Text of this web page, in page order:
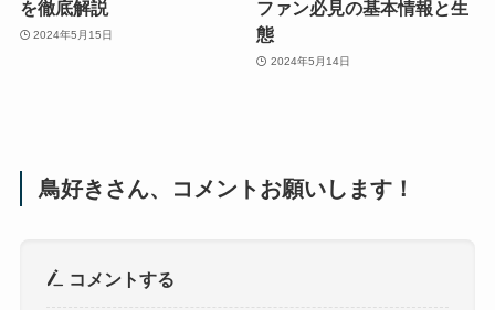
を徹底解説
2024年5月15日
ファン必見の基本情報と生
態
2024年5月14日
鳥好きさん、コメントお願いします！
コメントする